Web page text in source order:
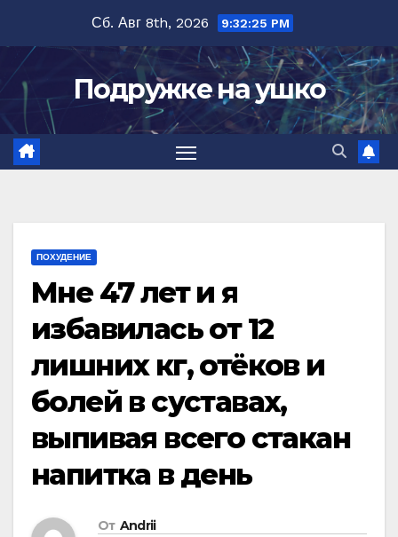
содержимому
Сб. Авг 8th, 2026 9:32:25 PM
Подружке на ушко
ПОХУДЕНИЕ
Мне 47 лет и я
избавилась от 12
лишних кг, отёков и
болей в суставах,
выпивая всего стакан
напитка в день
От Andrii